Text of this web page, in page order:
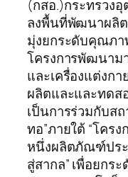
(กสอ.)กระทรวงอุ
ลงพื้นที่พัฒนาผลิ
มุ่งยกระดับคุณภ
โครงการพัฒนา
และเครื่องแต่งก
ผลิตและและทดส
เป็นการร่วมกับส
ทอ”ภายใต้ “โค
หนึ่งผลิตภัณฑ์ประ
สู่สากล” เพื่อยกร